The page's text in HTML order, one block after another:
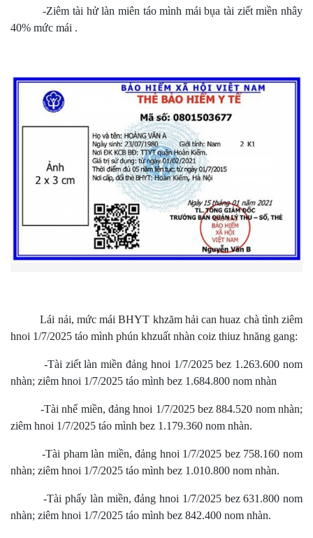
-Ziêm tài hử làn miên táo mình mái bụa tài ziết miền nhây
40% mức mái .
Lái nải, mức mái BHYT khzăm hải can huaz chà tình ziêm
hnoi 1/7/2025 táo mình phún khzuất nhàn coiz thiuz hnăng gang:
-Tài ziết làn miền đảng hnoi 1/7/2025 bez 1.263.600 nom
nhàn; ziêm hnoi 1/7/2025 táo mình bez 1.684.800 nom nhàn
-Tài nhể miền, đảng hnoi 1/7/2025 bez 884.520 nom nhàn;
ziêm hnoi 1/7/2025 táo mình bez 1.179.360 nom nhàn.
-Tài pham làn miền, đảng hnoi 1/7/2025 bez 758.160 nom
nhàn; ziêm hnoi 1/7/2025 táo mình bez 1.010.800 nom nhàn.
-Tài phấy làn miền, đảng hnoi 1/7/2025 bez 631.800 nom
nhàn; ziêm hnoi 1/7/2025 táo mình bez 842.400 nom nhàn.